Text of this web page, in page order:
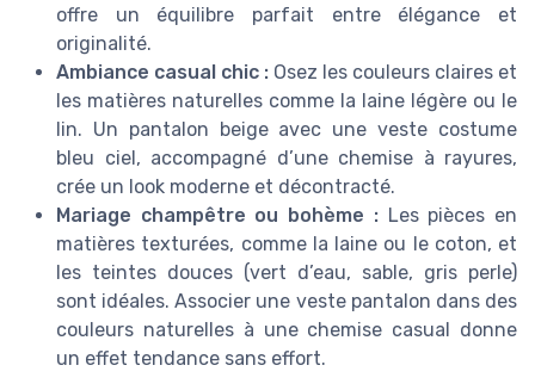
offre un équilibre parfait entre élégance et
originalité.
Ambiance casual chic : Osez les couleurs claires et
les matières naturelles comme la laine légère ou le
lin. Un pantalon beige avec une veste costume
bleu ciel, accompagné d’une chemise à rayures,
crée un look moderne et décontracté.
Mariage champêtre ou bohème :Les pièces en
matières texturées, comme la laine ou le coton, et
les teintes douces (vert d’eau, sable, gris perle)
sont idéales. Associer une veste pantalon dans des
couleurs naturelles à une chemise casual donne
un effet tendance sans effort.